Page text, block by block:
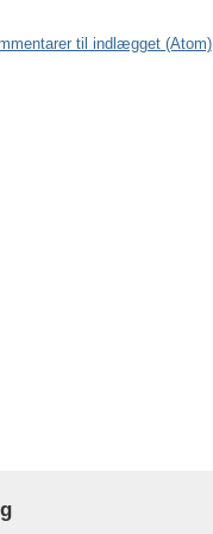
til indlægget (Atom)